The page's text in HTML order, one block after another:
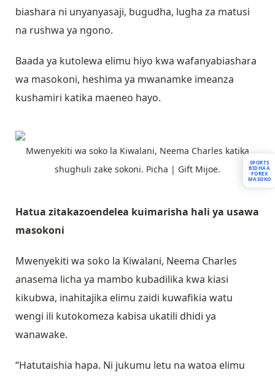
biashara ni unyanyasaji, bugudha, lugha za matusi
na rushwa ya ngono.
Baada ya kutolewa elimu hiyo kwa wafanyabiashara
wa masokoni, heshima ya mwanamke imeanza
kushamiri katika maeneo hayo.
Mwenyekiti wa soko la Kiwalani, Neema Charles katika
shughuli zake sokoni. Picha | Gift Mijoe.
Hatua zitakazoendelea kuimarisha hali ya usawa
masokoni
Mwenyekiti wa soko la Kiwalani, Neema Charles
anasema licha ya mambo kubadilika kwa kiasi
kikubwa, inahitajika elimu zaidi kuwafikia watu
wengi ili kutokomeza kabisa ukatili dhidi ya
wanawake.
“Hatutaishia hapa. Ni jukumu letu na watoa elimu
SPORTS
BIDHAA
FOREX
MASOKO